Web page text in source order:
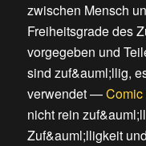
zwischen Mensch
Freiheitsgrade des
vorgegeben und
sind zuf&auml;llig,
verwendet—
nicht rein
Zuf&auml;lligkeit